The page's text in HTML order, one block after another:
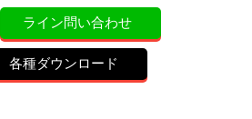
ライン問い合わせ
各種ダウンロード